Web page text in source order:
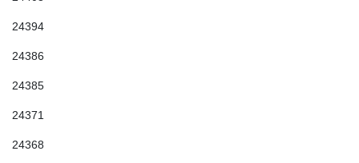
24394
24386
24385
24371
24368